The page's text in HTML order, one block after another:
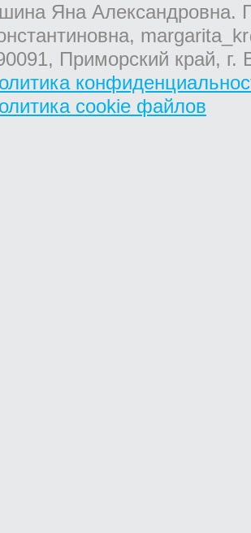
Яна Александровна.
Приморский край,
cookie файлов